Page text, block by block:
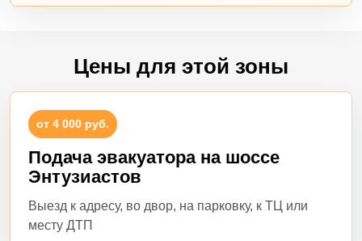
Цены для этой зоны
от 4 000 руб.
Подача эвакуатора на шоссе
Энтузиастов
Выезд к адресу, во двор, на парковку, к ТЦ или
месту ДТП